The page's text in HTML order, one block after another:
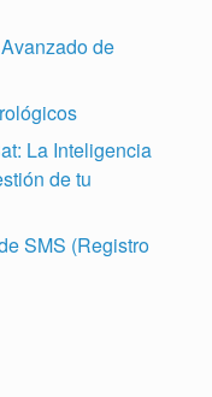
de
La Inteligencia
de tu
SMS (Registro